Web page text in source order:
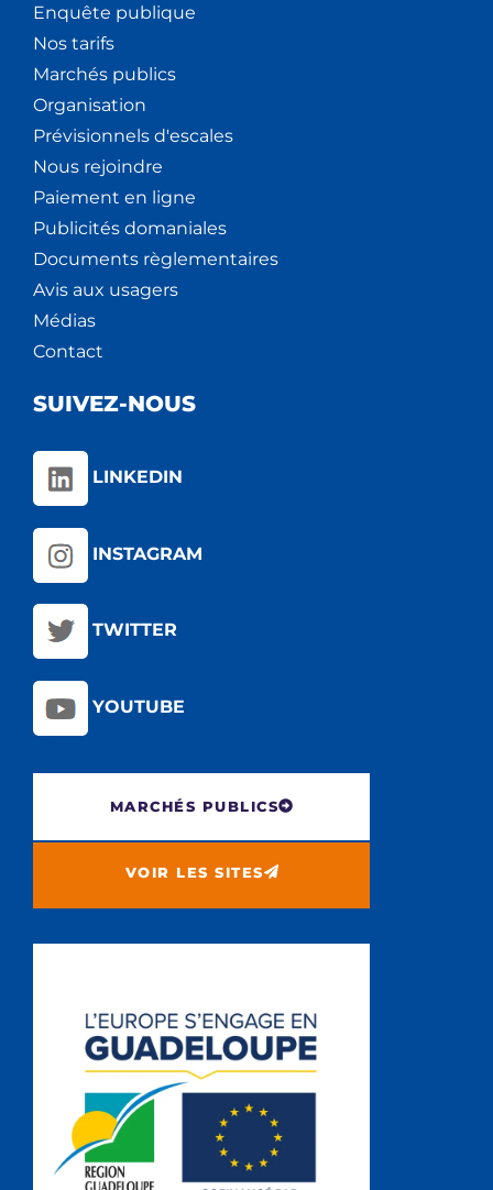
Enquête publique
Nos tarifs
Marchés publics
Organisation
Prévisionnels d'escales
Nous rejoindre
Paiement en ligne
Publicités domaniales
Documents règlementaires
Avis aux usagers
Médias
Contact
SUIVEZ-NOUS
LINKEDIN
INSTAGRAM
TWITTER
YOUTUBE
MARCHÉS PUBLICS
VOIR LES SITES